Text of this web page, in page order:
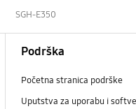
SGH-E350
Podrška
Početna stranica podrške
Uputstva za uporabu i